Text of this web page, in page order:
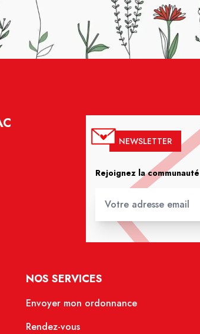
NEWSLETTER
Rejoignez la
NOS SERVICES
Envoyer mon ordonnance
Rendez-vous